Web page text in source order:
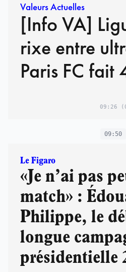
Valeurs Actuelles
[Info VA]
rixe entre
Paris FC fait
09:26
09:50
Le Figaro
«Je n’ai pas
match» :
Philippe, le
longue
présidentielle